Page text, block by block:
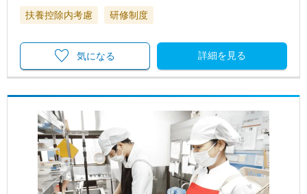
扶養控除内考慮 研修制度
詳細を見る
気になる